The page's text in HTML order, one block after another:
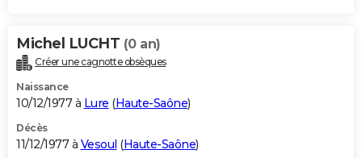
Michel LUCHT (0 an)
Créer une cagnotte obsèques
Naissance
10/12/1977 à Lure (Haute-Saône)
Décès
11/12/1977 à Vesoul (Haute-Saône)